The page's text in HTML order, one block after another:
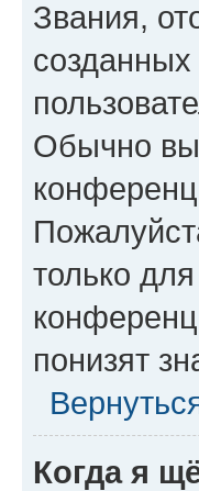
Звания,
Обычно вы
только
понизят
Когда я